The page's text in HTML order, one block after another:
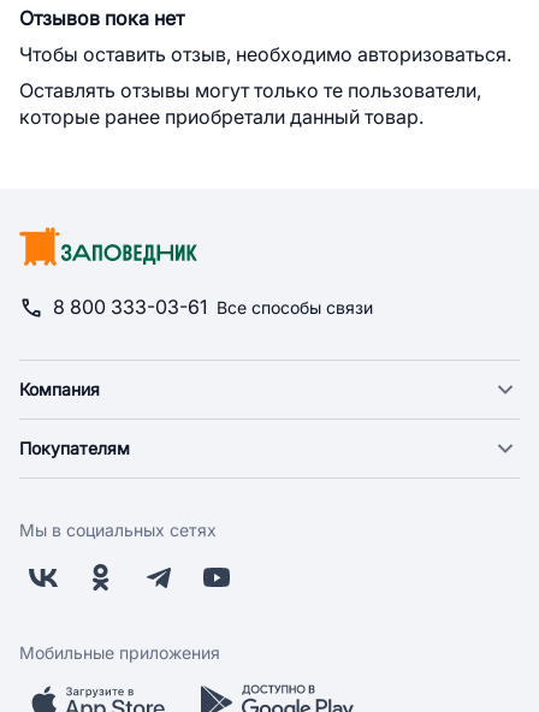
Отзывов пока нет
Чтобы оставить отзыв, необходимо авторизоваться.
Оставлять отзывы могут только те пользователи,
которые ранее приобретали данный товар.
8 800 333-03-61 Все способы связи
Компания
Новости
Поставщикам
Заводчикам
Обратная связь
Покупателям
Оплата
Бонусная программа
Скидки и акции
Мобильное приложение
Мы в социальных сетях
Мобильные приложения